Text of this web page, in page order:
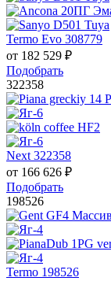
Termo Evo 308779
от 182 529 ₽
Подобрать
322358
Next 322358
от 166 626 ₽
Подобрать
198526
Termo 198526